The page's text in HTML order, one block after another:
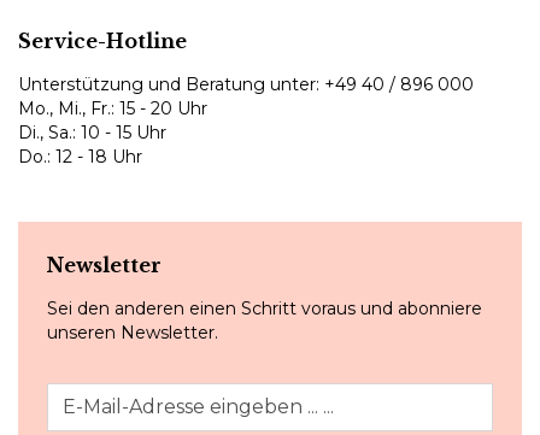
Service-Hotline
Unterstützung und Beratung unter: +49 40 / 896 000
Mo., Mi., Fr.: 15 - 20 Uhr
Di., Sa.: 10 - 15 Uhr
Do.: 12 - 18 Uhr
Newsletter
Sei den anderen einen Schritt voraus und abonniere
unseren Newsletter.